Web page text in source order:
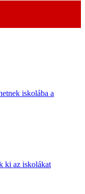
iskolába a
ki az iskolákat